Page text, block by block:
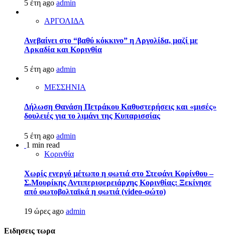
5 έτη ago admin
ΑΡΓΟΛΙΔΑ
Ανεβαίνει στο “βαθύ κόκκινο” η Αργολίδα, μαζί με
Αρκαδία και Κορινθία
5 έτη ago admin
ΜΕΣΣΗΝΙΑ
Δήλωση Θανάση Πετράκου Καθυστερήσεις και «μισές»
δουλειές για το λιμάνι της Κυπαρισσίας
5 έτη ago admin
1 min read
Κορινθία
Χωρίς ενεργό μέτωπο η φωτιά στο Στεφάνι Κορίνθου –
Σ.Μουρίκης Αντιπεριφερειάρχης Κορινθίας: Ξεκίνησε
από φωτοβολταϊκά η φωτιά (video-φώτο)
19 ώρες ago admin
Ειδησεις τωρα